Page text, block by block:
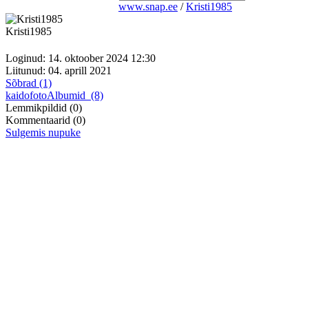
www.snap.ee / Kristi1985
Kristi1985
Loginud: 14. oktoober 2024 12:30
Liitunud: 04. aprill 2021
Sõbrad (1)
kaidofotoAlbumid (8)
Lemmikpildid (0)
Kommentaarid (0)
Sulgemis nupuke